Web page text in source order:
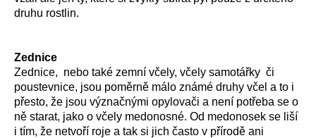
druhu rostlin.
Zednice
Zednice, nebo také zemní včely, včely samotářky či
poustevnice, jsou poměrně málo známé druhy včel a to i
přesto, že jsou význačnými opylovači a není potřeba se o
ně starat, jako o včely medonosné. Od medonosek se liší
i tím, že netvoří roje a tak si jich často v přírodě ani